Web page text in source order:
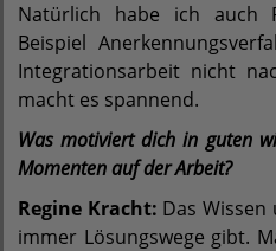
Natürlich habe ich auch
Beispiel
Integrationsarbeit nicht
macht es spannend.
Was motiviert dich in guten
Momenten auf der Arbeit?
Regine Kracht: Das Wissen
immer Lösungswege gibt.